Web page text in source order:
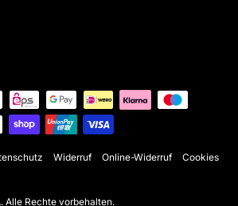
Widerruf Online-Widerruf Cookies
. Alle Rechte vorbehalten.